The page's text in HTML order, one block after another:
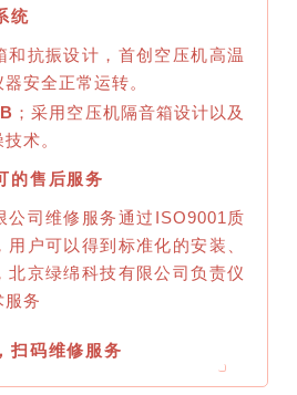
统
和抗振设计，首创空压机高温
安全正常运转。
；采用空压机隔音箱设计以及
术。
的售后服务
公司维修服务通过ISO9001质
户可以得到标准化的安装、
北京绿绵科技有限公司负责仪
服务
扫码维修服务